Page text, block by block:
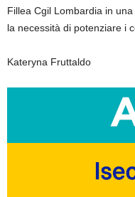
Fillea Cgil Lombardia in
la necessità di potenziare i
Kateryna Fruttaldo